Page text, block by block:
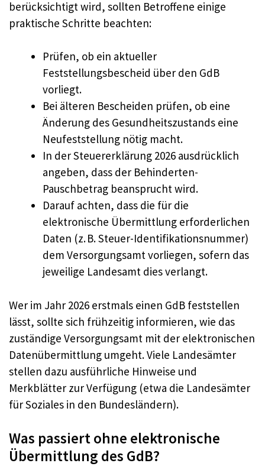
berücksichtigt wird, sollten Betroffene einige
praktische Schritte beachten:
Prüfen, ob ein aktueller
Feststellungsbescheid über den GdB
vorliegt.
Bei älteren Bescheiden prüfen, ob eine
Änderung des Gesundheitszustands eine
Neufeststellung nötig macht.
In der Steuererklärung 2026 ausdrücklich
angeben, dass der Behinderten-
Pauschbetrag beansprucht wird.
Darauf achten, dass die für die
elektronische Übermittlung erforderlichen
Daten (z. B. Steuer-Identifikationsnummer)
dem Versorgungsamt vorliegen, sofern das
jeweilige Landesamt dies verlangt.
Wer im Jahr 2026 erstmals einen GdB feststellen
lässt, sollte sich frühzeitig informieren, wie das
zuständige Versorgungsamt mit der elektronischen
Datenübermittlung umgeht. Viele Landesämter
stellen dazu ausführliche Hinweise und
Merkblätter zur Verfügung (etwa die Landesämter
für Soziales in den Bundesländern).
Was passiert ohne elektronische
Übermittlung des GdB?